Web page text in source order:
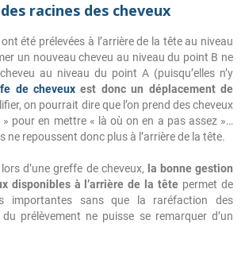
racines des cheveux
été prélevées à l’arrière de la tête au niveau
un nouveau cheveu au niveau du point B ne
au niveau du point A (puisqu’elles n’y
de cheveux est donc un déplacement de
on pourrait dire que l’on prend des cheveux
pour en mettre « là où on en a pas assez »…
ne repoussent donc plus à l’arrière de la tête.
d’une greffe de cheveux, la bonne gestion
disponibles à l’arrière de la tête permet de
importantes sans que la raréfaction des
prélèvement ne puisse se remarquer d’un